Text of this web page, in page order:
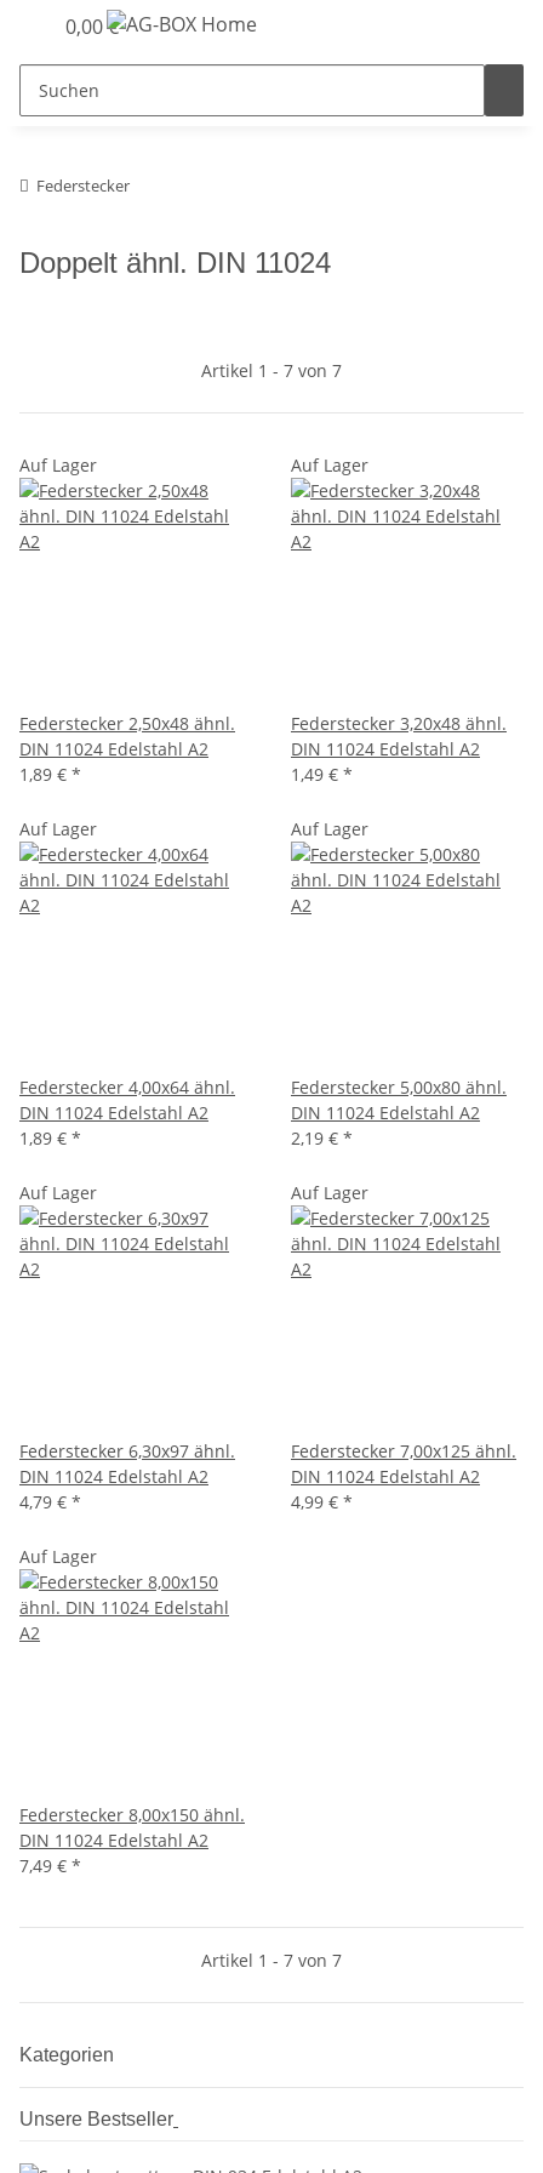
0,00 €
Federstecker
Doppelt ähnl. DIN 11024
Artikel 1 - 7 von 7
Auf Lager
Federstecker 2,50x48 ähnl.
DIN 11024 Edelstahl A2
1,89 € *
Auf Lager
Federstecker 3,20x48 ähnl.
DIN 11024 Edelstahl A2
1,49 € *
Auf Lager
Federstecker 4,00x64 ähnl.
DIN 11024 Edelstahl A2
1,89 € *
Auf Lager
Federstecker 5,00x80 ähnl.
DIN 11024 Edelstahl A2
2,19 € *
Auf Lager
Federstecker 6,30x97 ähnl.
DIN 11024 Edelstahl A2
4,79 € *
Auf Lager
Federstecker 7,00x125 ähnl.
DIN 11024 Edelstahl A2
4,99 € *
Auf Lager
Federstecker 8,00x150 ähnl.
DIN 11024 Edelstahl A2
7,49 € *
Artikel 1 - 7 von 7
Kategorien
Unsere Bestseller